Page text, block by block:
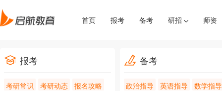
首页 报考 备考 研招 师资
报考
考研常识 考研动态
报名攻略
备考
政治指导 英语指导
数学指导